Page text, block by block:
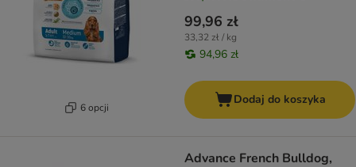
6 opcji
99,96 zł
33,32 zł / kg
94,96 zł
Dodaj do koszyka
Advance French Bulldog,